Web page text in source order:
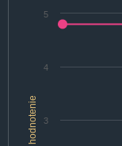
hodnotenie 3
4
5